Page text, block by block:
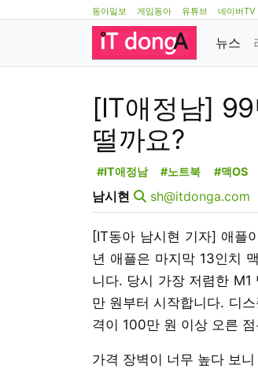
동아일보 게임동아 유튜브 네이버TV
뉴스
[IT애정남]
떨까요?
#IT애정남 #노트북 #맥OS
남시현 sh@itdonga.com
[IT동아 남시현 기자] 애플
년 애플은 마지막 13인치
니다. 당시 가장 저렴한
만 원부터 시작합니다. 디
격이 100만 원 이상 오른
가격 장벽이 너무 높다 보